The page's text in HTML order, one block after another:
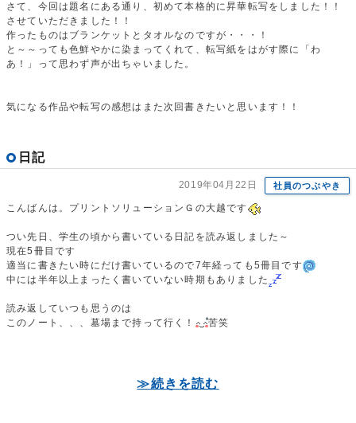
さて、今回は題名にある通り、初めて本格的に昇華転写をしました！！
させていただきました！！
作ったものはブランケットとタオルなのですが・・・！
と～～っても色鮮やかに染まってくれて、転写紙をはがす際に「わ
あ！」って思わず声が出ちゃいました。
気になる作品や転写の感想はまた次回書きたいと思います！！
日記
2019年04月22日 社員のつぶやき
こんばんは。プリントソリューションＧの大越です
つい先日、学生の頃から書いている日記を読み返しました～
現在5冊目です
適当に書きたい時にだけ書いているので7年経っても5冊目です
中には半年以上まったく書いていない時期もありました
読み返していつも思うのは
このノート、、、墓場まで持って行く！
苦笑
≫続きを読む